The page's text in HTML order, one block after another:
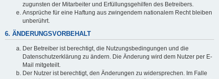
zugunsten der Mitarbeiter und Erfüllungsgehilfen des Betreibers.
Ansprüche für eine Haftung aus zwingendem nationalem Recht bleiben
unberührt.
6. ÄNDERUNGSVORBEHALT
Der Betreiber ist berechtigt, die Nutzungsbedingungen und die
Datenschutzerklärung zu ändern. Die Änderung wird dem Nutzer per E-
Mail mitgeteilt.
Der Nutzer ist berechtigt, den Änderungen zu widersprechen. Im Falle